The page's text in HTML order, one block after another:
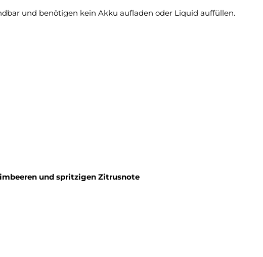
und benötigen kein Akku aufladen oder Liquid auffüllen.
und spritzigen Zitrusnote